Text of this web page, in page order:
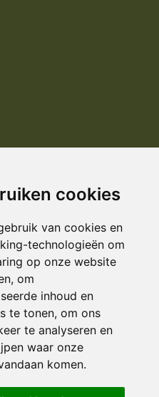
cookies
van cookies en
technologieën om
op onze website
om
inhoud en
te tonen, om ons
te analyseren en
waar onze
komen.
Privacy PolicyKlantenservice
Blogs